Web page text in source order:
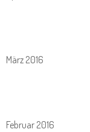
März 2016
Februar 2016